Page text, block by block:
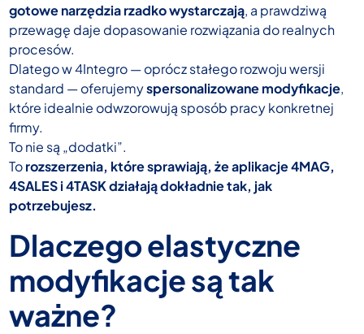
gotowe narzędzia rzadko wystarczają, a prawdziwą
przewagę daje dopasowanie rozwiązania do realnych
procesów.
Dlatego w 4Integro — oprócz stałego rozwoju wersji
standard — oferujemyspersonalizowane modyfikacje,
które idealnie odwzorowują sposób pracy konkretnej
firmy.
To nie są „dodatki”.
Torozszerzenia, które sprawiają, że aplikacje 4MAG,
4SALES i 4TASK działają dokładnie tak, jak
potrzebujesz.
Dlaczego elastyczne
modyfikacje są tak
ważne?